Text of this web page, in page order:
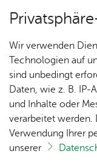
Un­se­re
Ver­an­stal­tun­gen
Ter­min
Wir verwenden
Technologien auf
sind unbedingt
Daten, wie z. B. IP-
und Inhalte oder
verarbeitet werden.
Verwendung Ihrer
unserer